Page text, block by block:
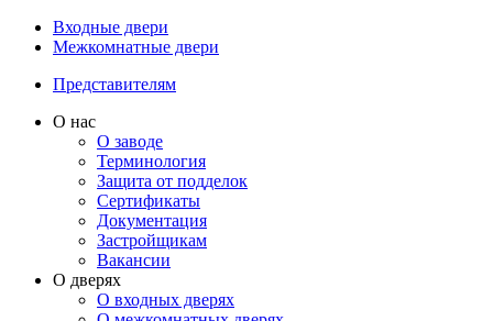
Входные двери
Межкомнатные двери
Представителям
О нас
О заводе
Терминология
Защита от подделок
Сертификаты
Документация
Застройщикам
Вакансии
О дверях
О входных дверях